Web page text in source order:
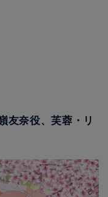
友奈役、芙蓉・リ